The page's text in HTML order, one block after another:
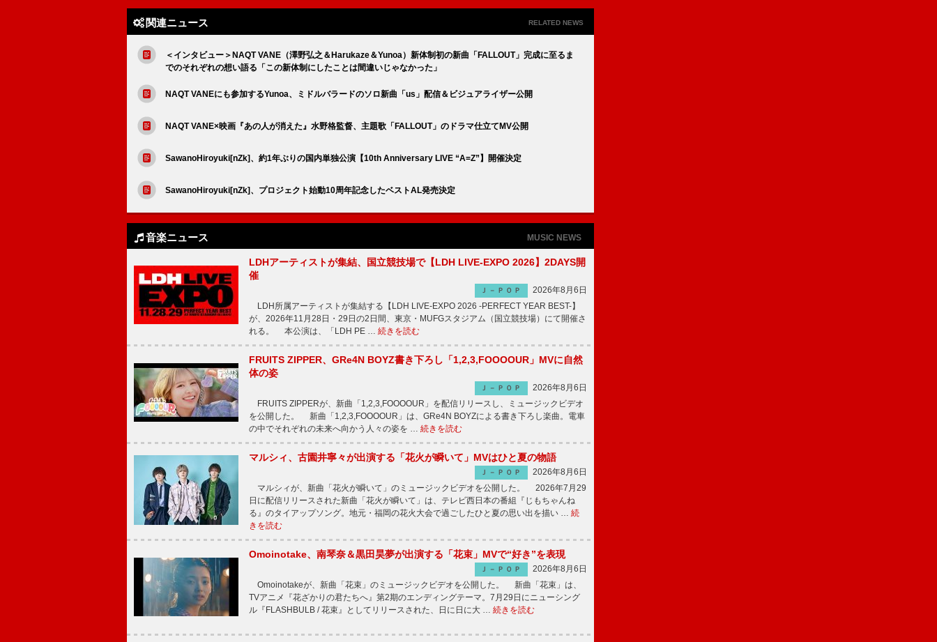
関連ニュース RELATED NEWS
＜インタビュー＞NAQT VANE（澤野弘之＆Harukaze＆Yunoa）新体制初の新曲「FALLOUT」完成に至るま
でのそれぞれの想い語る「この新体制にしたことは間違いじゃなかった」
NAQT VANEにも参加するYunoa、ミドルバラードのソロ新曲「us」配信＆ビジュアライザー公開
NAQT VANE×映画『あの人が消えた』水野格監督、主題歌「FALLOUT」のドラマ仕立てMV公開
SawanoHiroyuki[nZk]、約1年ぶりの国内単独公演【10th Anniversary LIVE “A=Z”】開催決定
SawanoHiroyuki[nZk]、プロジェクト始動10周年記念したベストAL発売決定
音楽ニュース MUSIC NEWS
LDHアーティストが集結、国立競技場で【LDH LIVE-EXPO 2026】2DAYS開
催
Ｊ－ＰＯＰ
2026年8月6日
LDH所属アーティストが集結する【LDH LIVE-EXPO 2026 -PERFECT YEAR BEST-】
が、2026年11月28日・29日の2日間、東京・MUFGスタジアム（国立競技場）にて開催さ
れる。 本公演は、「LDH PE … 続きを読む
FRUITS ZIPPER、GRe4N BOYZ書き下ろし「1,2,3,FOOOOUR」MVに自然
体の姿
Ｊ－ＰＯＰ
2026年8月6日
FRUITS ZIPPERが、新曲「1,2,3,FOOOOUR」を配信リリースし、ミュージックビデオ
を公開した。 新曲「1,2,3,FOOOOUR」は、GRe4N BOYZによる書き下ろし楽曲。電車
の中でそれぞれの未来へ向かう人々の姿を … 続きを読む
マルシィ、古園井寧々が出演する「花火が瞬いて」MVはひと夏の物語
Ｊ－ＰＯＰ
2026年8月6日
マルシィが、新曲「花火が瞬いて」のミュージックビデオを公開した。 2026年7月29
日に配信リリースされた新曲「花火が瞬いて」は、テレビ西日本の番組『じもちゃんね
る』のタイアップソング。地元・福岡の花火大会で過ごしたひと夏の思い出を描い … 続
きを読む
Omoinotake、南琴奈＆黒田昊夢が出演する「花束」MVで“好き”を表現
Ｊ－ＰＯＰ
2026年8月6日
Omoinotakeが、新曲「花束」のミュージックビデオを公開した。 新曲「花束」は、
TVアニメ『花ざかりの君たちへ』第2期のエンディングテーマ。7月29日にニューシング
ル『FLASHBULB / 花束』としてリリースされた、日に日に大 … 続きを読む